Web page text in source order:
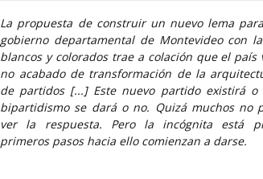
La propuesta de construir un nuevo lema
gobierno departamental de Montevideo con
blancos y colorados trae a colación que el país
no acabado de transformación de la
de partidos [...] Este nuevo partido existirá o
bipartidismo se dará o no. Quizá muchos no
ver la respuesta. Pero la incógnita está
primeros pasos hacia ello comienzan a darse.